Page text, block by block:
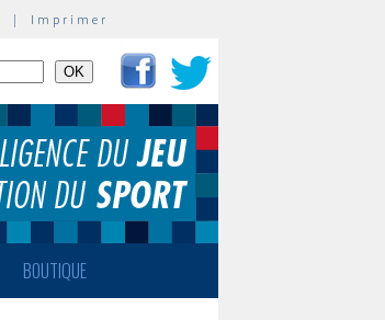
| Imprimer
BOUTIQUE